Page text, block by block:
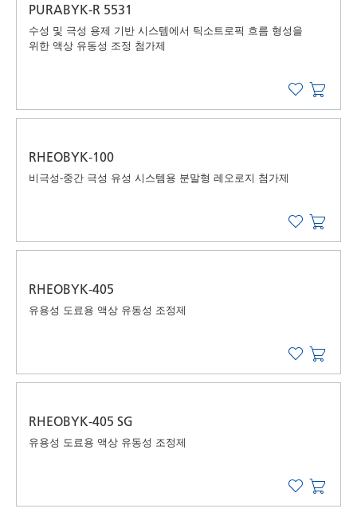
PURABYK-R 5531
수성 및 극성 용제 기반 시스템에서 틱소트로픽 흐름 형성을
위한 액상 유동성 조정 첨가제
RHEOBYK-100
비극성-중간 극성 유성 시스템용 분말형 레오로지 첨가제
RHEOBYK-405
유용성 도료용 액상 유동성 조정제
RHEOBYK-405 SG
유용성 도료용 액상 유동성 조정제